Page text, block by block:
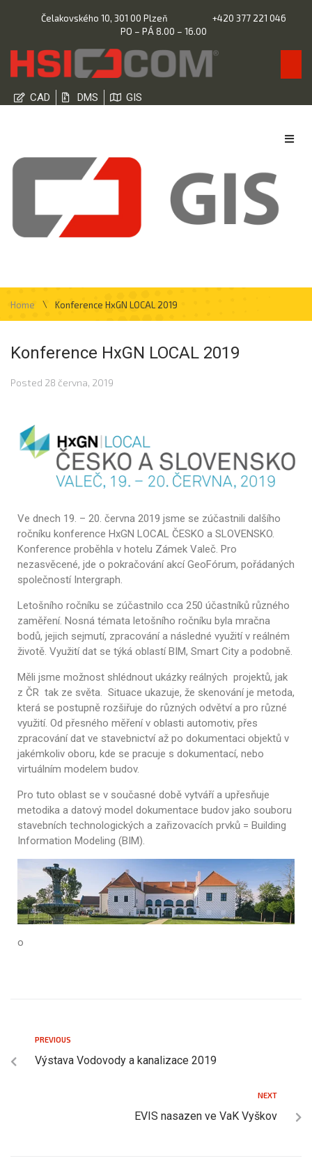
Čelakovského 10, 301 00 Plzeň
+420 377 221 046
PO – PÁ 8.00 – 16.00
CAD DMS GIS
Home \ Konference HxGN LOCAL 2019
Konference HxGN LOCAL 2019
Posted 28 června, 2019
Ve dnech 19. – 20. června 2019 jsme se zúčastnili dalšího
ročníku konference HxGN LOCAL ČESKO a SLOVENSKO.
Konference proběhla v hotelu Zámek Valeč. Pro
nezasvěcené, jde o pokračování akcí GeoFórum, pořádaných
společností Intergraph.
Letošního ročníku se zúčastnilo cca 250 účastníků různého
zaměření. Nosná témata letošního ročníku byla mračna
bodů, jejich sejmutí, zpracování a následné využití v reálném
životě. Využití dat se týká oblastí BIM, Smart City a podobně.
Měli jsme možnost shlédnout ukázky reálných projektů, jak
z ČR tak ze světa. Situace ukazuje, že skenování je metoda,
která se postupně rozšiřuje do různých odvětví a pro různé
využití. Od přesného měření v oblasti automotiv, přes
zpracování dat ve stavebnictví až po dokumentaci objektů v
jakémkoliv oboru, kde se pracuje s dokumentací, nebo
virtuálním modelem budov.
Pro tuto oblast se v současné době vytváří a upřesňuje
metodika a datový model dokumentace budov jako souboru
stavebních technologických a zařizovacích prvků = Building
Information Modeling (BIM).
o
PREVIOUS
Výstava Vodovody a kanalizace 2019
NEXT
EVIS nasazen ve VaK Vyškov